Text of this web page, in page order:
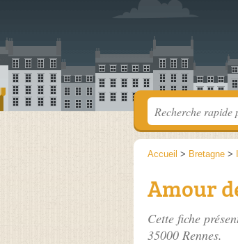
Accueil > Bretagne >
Amour
Cette fiche
35000 Rennes.